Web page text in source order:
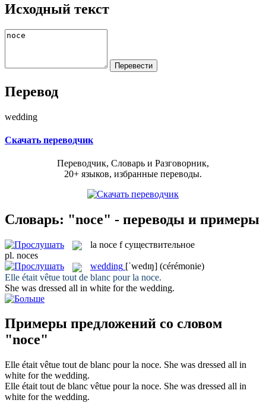
Исходный текст
Перевод
wedding
Скачать переводчик
Переводчик, Словарь и Разговорник,
20+ языков, избранные переводы.
Словарь: "noce" - переводы и примеры
la noce f существительное
pl. noces
wedding [ˈwedɪŋ] (cérémonie)
Elle était vêtue tout de blanc pour la noce.
She was dressed all in white for the wedding.
Примеры предложений со словом
"noce"
Elle était vêtue tout de blanc pour la noce. She was dressed all in
white for the wedding.
Elle était tout de blanc vêtue pour la noce. She was dressed all in
white for the wedding.